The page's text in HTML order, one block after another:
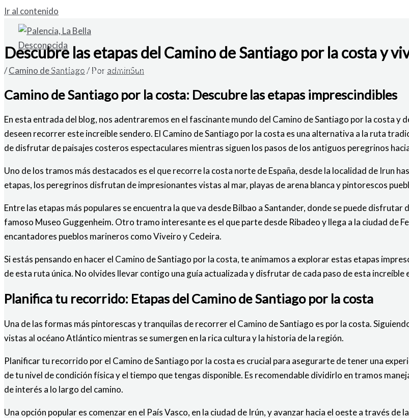
Ir al contenido
VENDO SOLAR URBANO EN CARDAÑO DE ABAJO
Descubre las etapas del Camino de Santiago por la costa y
/Camino de Santiago/ PoradminSun
Camino de Santiago por la costa: Descubre las etapas imprescindibles
En esta entrada del blog, nos adentraremos en el fascinante mundo del Camino de Santiago por la costa
deseen recorrer este increíble sendero. El Camino de Santiago por la costa es una alternativa a la ruta
de disfrutar de paisajes costeros espectaculares mientras siguen los pasos de los antiguos peregrinos
Uno de los tramos más destacados es el que recorre la costa norte de España, desde la localidad de Irun
etapas, los peregrinos disfrutan de impresionantes vistas al mar, playas de arena blanca y pintorescos
Entre las etapas más populares se encuentra la que va desde Bilbao a Santander, donde se puede
famoso Museo Guggenheim. Otro tramo interesante es el que parte desde Ribadeo y llega a la ciudad de
encantadores pueblos marineros como Viveiro y Cedeira.
Si estás pensando en hacer el Camino de Santiago por la costa, te animamos a explorar estas etapas
de esta ruta única. No olvides llevar contigo una guía actualizada y disfrutar de cada paso de esta increíble
Planifica tu recorrido: Etapas del Camino de Santiago por la costa
Una de las formas más pintorescas y tranquilas de recorrer el Camino de Santiago es por la costa.
vistas al océano Atlántico mientras se sumergen en la rica cultura y la historia de la región.
Planificar tu recorrido por el Camino de Santiago por la costa es crucial para asegurarte de tener una
de tu nivel de condición física y el tiempo que tengas disponible. Es recomendable dividirlo en tramos
de interés a lo largo del camino.
Una opción popular es comenzar en el País Vasco, en la ciudad de Irún, y avanzar hacia el oeste a través